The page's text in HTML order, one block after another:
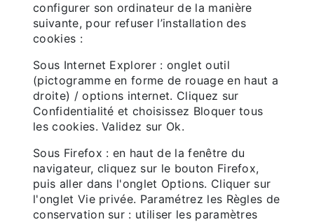
configurer son ordinateur de la manière
suivante, pour refuser l’installation des
cookies :
Sous Internet Explorer : onglet outil
(pictogramme en forme de rouage en haut a
droite) / options internet. Cliquez sur
Confidentialité et choisissez Bloquer tous
les cookies. Validez sur Ok.
Sous Firefox : en haut de la fenêtre du
navigateur, cliquez sur le bouton Firefox,
puis aller dans l'onglet Options. Cliquer sur
l'onglet Vie privée. Paramétrez les Règles de
conservation sur : utiliser les paramètres